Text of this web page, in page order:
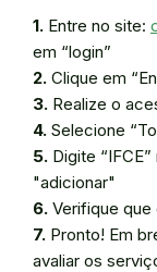
1. Entre no site:
em “login”
2. Clique em
3. Realize o
4. Selecione
5. Digite
"adicionar"
6. Verifique que
7. Pronto! Em
avaliar os